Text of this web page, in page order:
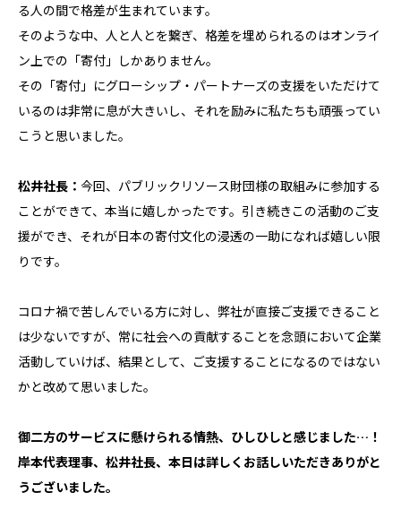
る人の間で格差が生まれています。
そのような中、人と人とを繋ぎ、格差を埋められるのはオンライ
ン上での「寄付」しかありません。
その「寄付」にグローシップ・パートナーズの支援をいただけて
いるのは非常に息が大きいし、それを励みに私たちも頑張ってい
こうと思いました。
松井社長： 今回、パブリックリソース財団様の取組みに参加する
ことができて、本当に嬉しかったです。引き続きこの活動のご支
援ができ、それが日本の寄付文化の浸透の一助になれば嬉しい限
りです。
コロナ禍で苦しんでいる方に対し、弊社が直接ご支援できること
は少ないですが、常に社会への貢献することを念頭において企業
活動していけば、結果として、ご支援することになるのではない
かと改めて思いました。
御二方のサービスに懸けられる情熱、ひしひしと感じました…！
岸本代表理事、松井社長、本日は詳しくお話しいただきありがと
うございました。